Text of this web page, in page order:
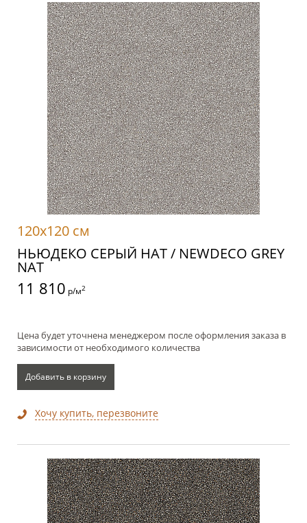
120x120 см
НЬЮДЕКО СЕРЫЙ НАТ / NEWDECO GREY
NAT
11 810 р/м2
Цена будет уточнена менеджером после оформления заказа в
зависимости от необходимого количества
Добавить в корзину
Хочу купить, перезвоните